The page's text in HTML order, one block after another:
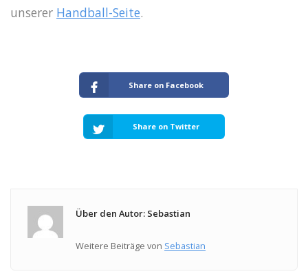
unserer Handball-Seite.
Share on Facebook
Share on Twitter
Über den Autor: Sebastian
Weitere Beiträge von Sebastian